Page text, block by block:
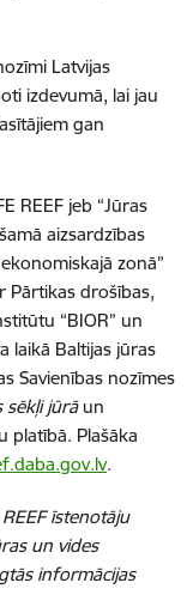
Latvijas
izdevumā, lai jau
gan
REEF jeb “Jūras
aizsardzības
zonā”
Pārtikas drošības,
“BIOR” un
laikā Baltijas jūras
Savienības nozīmes
sēkļi jūrāun
platībā. Plašāka
.
īstenotāju
un vides
informācijas